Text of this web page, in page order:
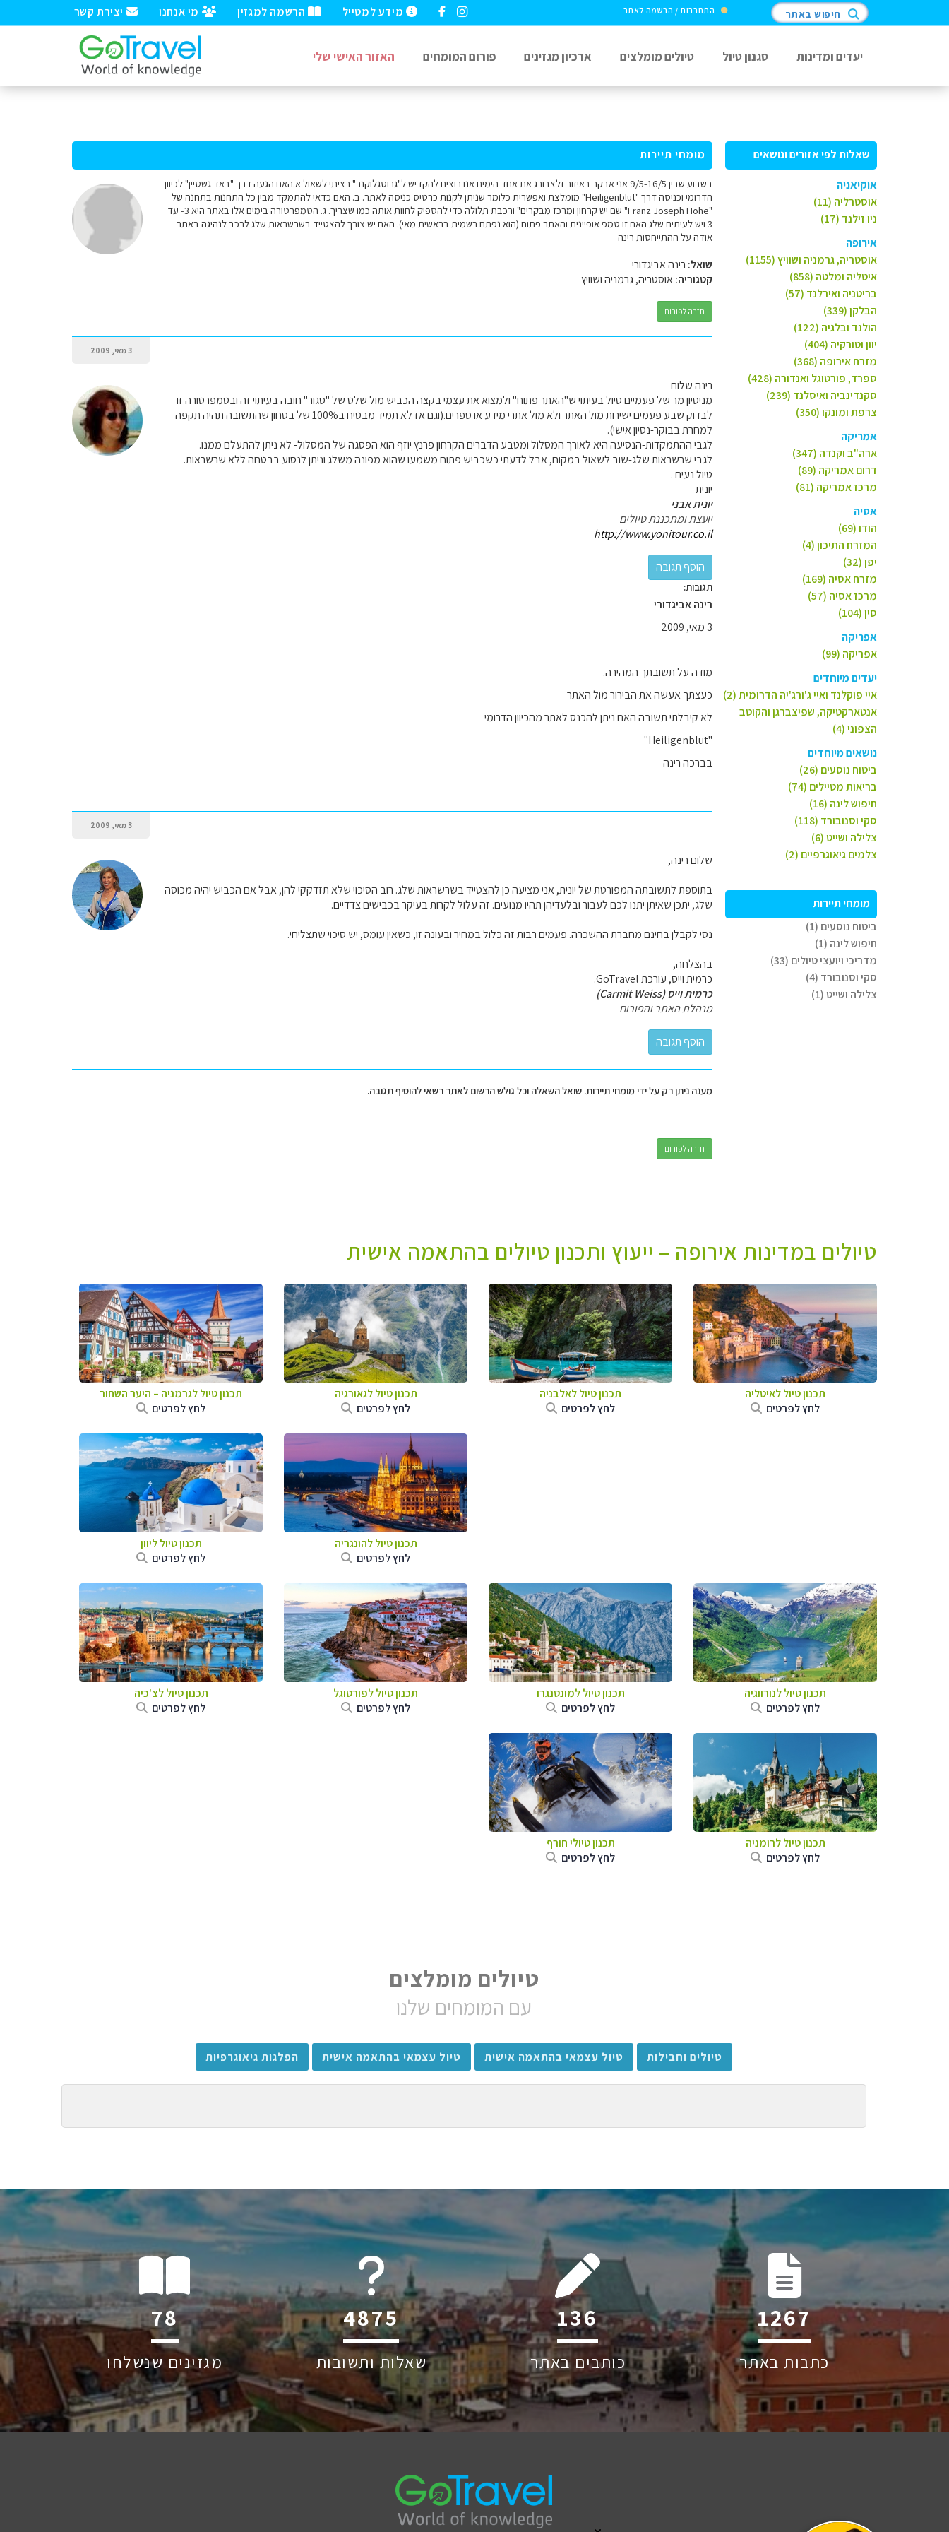
יצירת קשר מי אנחנו הרשמה למגזין מידע למטייל התחברות / הרשמה לאתר חיפוש באתר
יעדים ומדינות סגנון טיול טיולים מומלצים ארכיון מגזינים פורום המומחים האזור האישי שלי
שאלות לפי אזורים ונושאים
אוקיאניה
אוסטרליה (11)
ניו זילנד (17)
אירופה
אוסטריה, גרמניה ושוויץ (1155)
איטליה ומלטה (858)
בריטניה ואירלנד (57)
הבלקן (339)
הולנד ובלגיה (122)
יוון וטורקיה (404)
מזרח אירופה (368)
ספרד, פורטוגל ואנדורה (428)
סקנדינביה ואיסלנד (239)
צרפת ומונקו (350)
אמריקה
ארה"ב וקנדה (347)
דרום אמריקה (89)
מרכז אמריקה (81)
אסיה
הודו (69)
המזרח התיכון (4)
יפן (32)
מזרח אסיה (169)
מרכז אסיה (57)
סין (104)
אפריקה
אפריקה (99)
יעדים מיוחדים
איי פוקלנד ואיי ג'ורג'יה הדרומית (2)
אנטארקטיקה, שפיצברגן והקוטב
הצפוני (4)
נושאים מיוחדים
ביטוח נוסעים (26)
בריאות מטיילים (74)
חיפוש לינה (16)
סקי וסנובורד (118)
צלילה ושייט (6)
צלמים גיאוגרפיים (2)
מומחי תיירות
ביטוח נוסעים (1)
חיפוש לינה (1)
מדריכי ויועצי טיולים (33)
סקי וסנובורד (4)
צלילה ושייט (1)
מומחי תיירות
בשבוע שבין 9/5-16/5 אני אבקר באיזור זלצבורג את אחד הימים אנו רוצים להקדיש ל"גרוסגלוקנר" רציתי לשאול א.האם הגעה דרך "באד גשטיין" לכיוון
הדרומי וכניסה דרך "Heiligenblut" מומלצת ואפשרית כלומר שניתן לקנות כרטיס כניסה לאתר. ב. האם כדאי להתמקד מבין כל התחנות בתחנה של
"Franz Joseph Hohe" שם יש קרחון ומרכז מבקרים" ורכבת תלולה כדי להספיק לחוות אותה כמו שצריך. ג. הטמפרטורה בימים אלו באתר היא 3- עד
3 ויש לעיתים שלג האם זו טמפ אופיינית והאתר פתוח (הוא נפתח רשמית בראשית מאי). האם יש צורך להצטייד בשרשראות שלג לרכב לנהיגה באתר
אודה על ההתייחסות רינה
שואל: רינה אביגדורי
קטגוריה:אוסטריה, גרמניה ושוויץ
חזרה לפורום
3 מאי, 2009
רינה שלום
מניסיון מר של פעמיים טיול בעיתוי ש"האתר פתוח" ולמצוא את עצמי בקצה הכביש מול שלט של "סגור" חובה בעיתוי זה ובטמפרטורה זו
לבדוק שבע פעמים ישירות מול האתר ולא מול אתרי מידע או ספרים.(וגם אז לא תמיד מבטיח ב100% של בטחון שהתשובה תהיה תקפה
למחרת בבוקר-נסיון אישי).
לגבי ההתמקדות-הנסיעה היא לאורך המסלול ומטבע הדברים הקרחון פרנץ יוזף הוא הפסגה של המסלול- לא ניתן להתעלם ממנו.
לגבי שרשראות שלג-שוב לשאול במקום, אבל לדעתי כשכביש פתוח משמעו שהוא מפונה משלג וניתן לנסוע בבטחה ללא שרשראות.
טיול נעים .
יונית
יונית אבני
יועצת ומתכננת טיולים
http://www.yonitour.co.il
תגובות:
רינה אביגדורי
3 מאי, 2009
מודה על תשובתך המהירה.
כעצתך אעשה את הבירור מול האתר
לא קיבלתי תשובה האם ניתן להכנס לאתר מהכיוון הדרומי
"Heiligenblut"
בברכה רינה
3 מאי, 2009
שלום רינה,
בתוספת לתשובתה המפורטת של יונית, אני מציעה כן להצטייד בשרשראות שלג. רוב הסיכוי שלא תזדקקי להן, אבל אם הכביש יהיה מכוסה
שלג, יתכן שאיתן יתנו לכם לעבור ובלעדיהן תהיו מנועים. זה עלול לקרות בעיקר בכבישים צדדיים.
נסי לקבלן בחינם מחברת ההשכרה. פעמים רבות זה כלול במחיר ובעונה זו, כשאין עומס, יש סיכוי שתצליחי.
בהצלחה,
כרמית וייס, עורכת GoTravel.
כרמית וייס (Carmit Weiss)
מנהלת האתר והפורום
מענה ניתן רק על ידי מומחי תיירות. שואל השאלה וכל גולש הרשום לאתר רשאי להוסיף תגובה.
חזרה לפורום
טיולים במדינות אירופה – ייעוץ ותכנון טיולים בהתאמה אישית
תכנון טיול לאיטליה
לחץ לפרטים
תכנון טיול לאלבניה
לחץ לפרטים
תכנון טיול לגאורגיה
לחץ לפרטים
תכנון טיול לגרמניה – היער השחור
לחץ לפרטים
תכנון טיול להונגריה
לחץ לפרטים
תכנון טיול ליוון
לחץ לפרטים
תכנון טיול לנורווגיה
לחץ לפרטים
תכנון טיול למונטנגרו
לחץ לפרטים
תכנון טיול לפורטוגל
לחץ לפרטים
תכנון טיול לצ'כיה
לחץ לפרטים
תכנון טיול לרומניה
לחץ לפרטים
תכנון טיולי חורף
לחץ לפרטים
טיולים מומלצים
עם המומחים שלנו
טיולים וחבילות טיול עצמאי בהתאמה אישית טיול עצמאי בהתאמה אישית הפלגות גיאוגרפיות
120
מגזינים שנשלחו
6045
שאלות ותשובות
209
כותבים באתר
1949
כתבות באתר